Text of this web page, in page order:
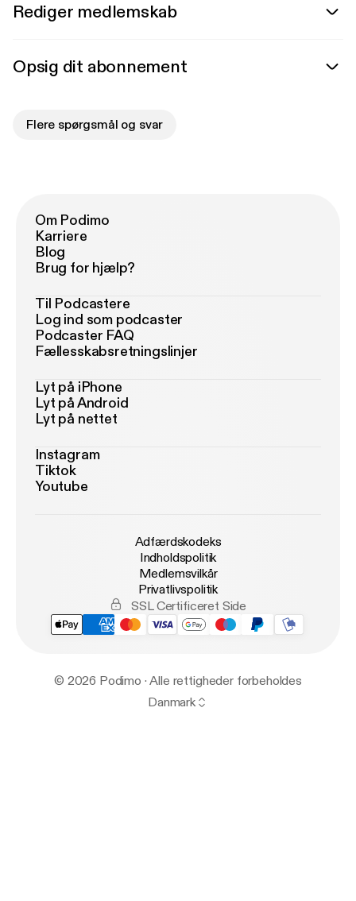
Rediger medlemskab
Opsig dit abonnement
Flere spørgsmål og svar
Om Podimo
Karriere
Blog
Brug for hjælp?
Til Podcastere
Log ind som podcaster
Podcaster FAQ
Fællesskabsretningslinjer
Lyt på iPhone
Lyt på Android
Lyt på nettet
Instagram
Tiktok
Youtube
Adfærdskodeks
Indholdspolitik
Medlemsvilkår
Privatlivspolitik
SSL Certificeret Side
© 2026 Podimo · Alle rettigheder forbeholdes
Danmark